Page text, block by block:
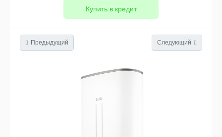
Купить в кредит
Предыдущий Следующий